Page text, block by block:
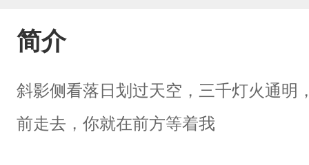
简介
斜影侧看落日划过天空，三千灯火通明
前走去，你就在前方等着我